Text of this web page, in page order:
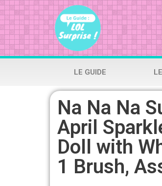
LE GUIDE
Na Na Na
April
Doll with
1 Brush,